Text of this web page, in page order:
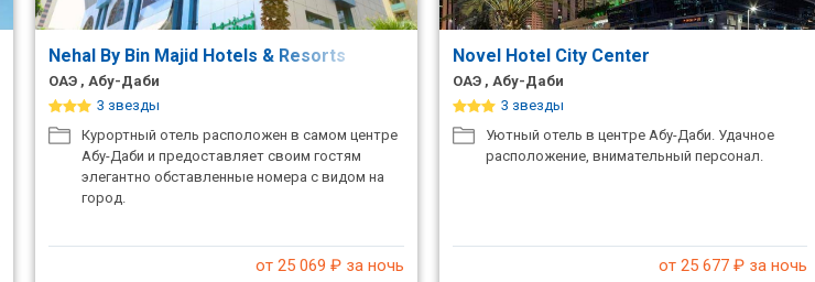
Nehal By Bin Majid Hotels & Resorts
ОАЭ , Абу-Даби
3 звезды
Курортный отель расположен в самом центре
Абу-Даби и предоставляет своим гостям
элегантно обставленные номера с видом на
город.
от 25 069 ₽ за ночь
Novel Hotel City Center
ОАЭ , Абу-Даби
3 звезды
Уютный отель в центре Абу-Даби. Удачное
расположение, внимательный персонал.
от 25 677₽ за ночь